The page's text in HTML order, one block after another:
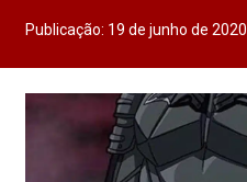
Publicação: 19 de junho de 2020